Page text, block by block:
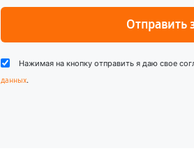
Отправить
Нажимая на кнопку отправить я даю свое
данных.